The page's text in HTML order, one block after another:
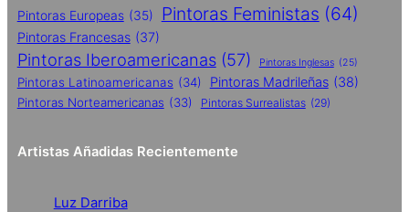
Pintoras Europeas (35) Pintoras Feministas (64)
Pintoras Francesas (37)
Pintoras Iberoamericanas (57) Pintoras Inglesas (25)
Pintoras Latinoamericanas (34) Pintoras Madrileñas (38)
Pintoras Norteamericanas (33) Pintoras Surrealistas (29)
Artistas Añadidas Recientemente
Luz Darriba